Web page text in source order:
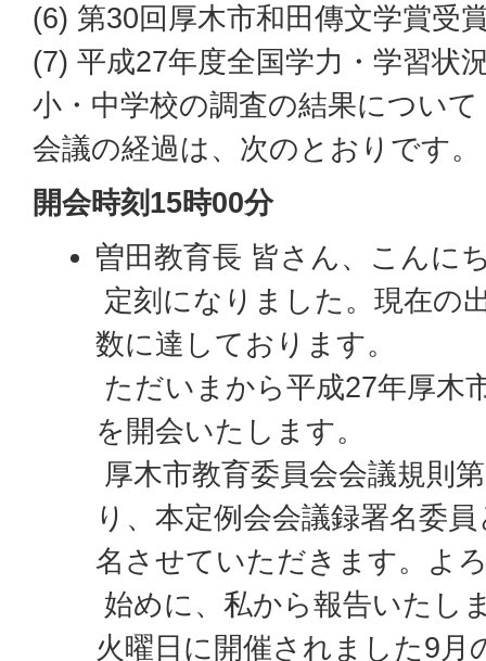
(6) 第30回厚木市和田傳文学賞受
(7) 平成27年度全国学力・学習状
小・中学校の調査の結果について
会議の経過は、次のとおりです。
開会時刻15時00分
曽田教育長 皆さん、こんに
定刻になりました。現在の
数に達しております。
ただいまから平成27年厚木
を開会いたします。
厚木市教育委員会会議規則
り、本定例会会議録署名委
名させていただきます。よ
始めに、私から報告いたし
火曜日に開催されました9月